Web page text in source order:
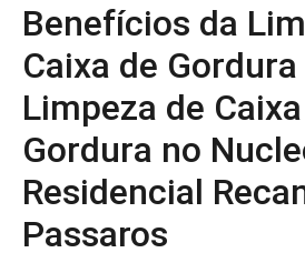
Benefícios da
Caixa de
Limpeza de
Gordura no
Residencial
Passaros